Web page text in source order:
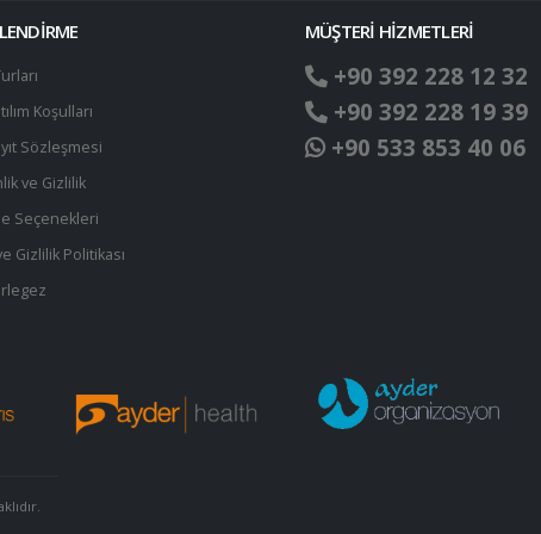
Koşulları
Sözleşmesi
ve Gizlilik
Seçenekleri
Gizlilik Politikası
MÜŞTERİ HİZMETLERİ
+90 392 228 12 32
+90 392 228 19 39
+90 533 853 40 06